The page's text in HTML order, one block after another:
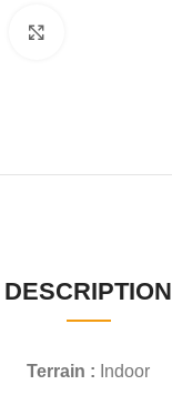
DESCRIPTION
Terrain : Indoor